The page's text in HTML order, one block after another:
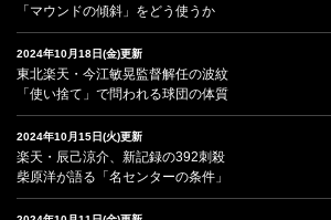
「マウンドの傾斜」をどう使うか
2024年10月18日(金)更新
東北楽天・今江敏晃監督解任の波紋
「使い捨て」で問われる球団の体質
2024年10月15日(火)更新
楽天・辰己涼介、新記録の392刺殺
柴原洋が語る「名センターの条件」